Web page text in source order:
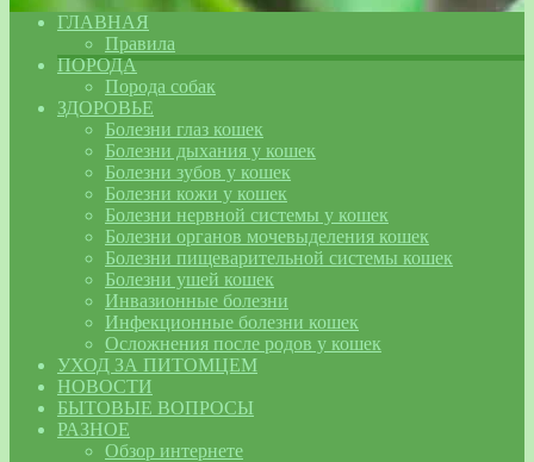
ГЛАВНАЯ
Правила
ПОРОДА
Порода собак
ЗДОРОВЬЕ
Болезни глаз кошек
Болезни дыхания у кошек
Болезни зубов у кошек
Болезни кожи у кошек
Болезни нервной системы у кошек
Болезни органов мочевыделения кошек
Болезни пищеварительной системы кошек
Болезни ушей кошек
Инвазионные болезни
Инфекционные болезни кошек
Осложнения после родов у кошек
УХОД ЗА ПИТОМЦЕМ
НОВОСТИ
БЫТОВЫЕ ВОПРОСЫ
РАЗНОЕ
Обзор интернете